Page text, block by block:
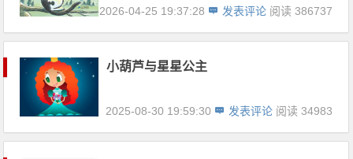
2026-04-25 19:37:28 发表评论 阅读 386737
小葫芦与星星公主
2025-08-30 19:59:30 发表评论 阅读 34983